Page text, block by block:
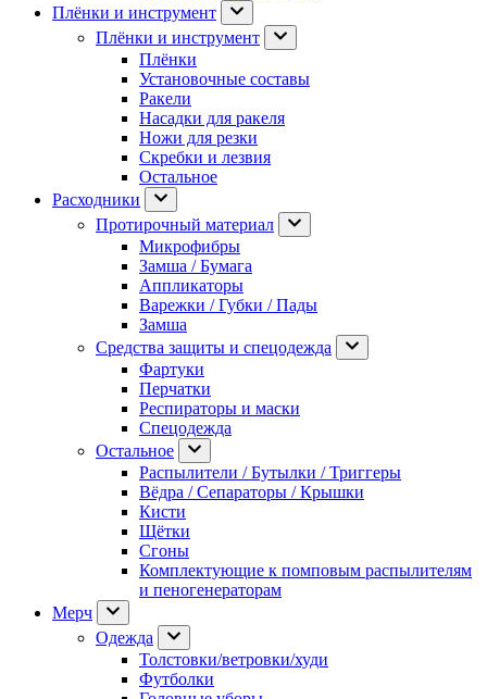
Плёнки и инструмент
Плёнки и инструмент
Плёнки
Установочные составы
Ракели
Насадки для ракеля
Ножи для резки
Скребки и лезвия
Остальное
Расходники
Протирочный материал
Микрофибры
Замша / Бумага
Аппликаторы
Варежки / Губки / Пады
Замша
Средства защиты и спецодежда
Фартуки
Перчатки
Респираторы и маски
Спецодежда
Остальное
Распылители / Бутылки / Триггеры
Вёдра / Сепараторы / Крышки
Кисти
Щётки
Сгоны
Комплектующие к помповым распылителям
и пеногенераторам
Мерч
Одежда
Толстовки/ветровки/худи
Футболки